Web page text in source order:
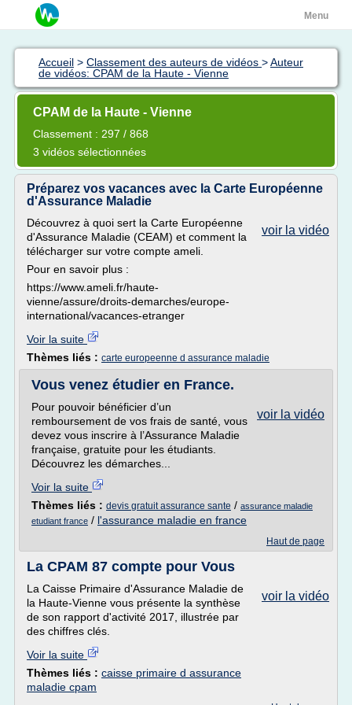
Menu
Accueil > Classement des auteurs de vidéos >Auteur
de vidéos: CPAM de la Haute - Vienne
CPAM de la Haute - Vienne
Classement : 297 / 868
3 vidéos sélectionnées
Préparez vos vacances avec la Carte Européenne
d'Assurance Maladie
voir la vidéo
Découvrez à quoi sert la Carte Européenne
d'Assurance Maladie (CEAM) et comment la
télécharger sur votre compte ameli.
Pour en savoir plus :
https://www.ameli.fr/haute-
vienne/assure/droits-demarches/europe-
international/vacances-etranger
Voir la suite
Thèmes liés : carte europeenne d assurance maladie
Vous venez étudier en France.
voir la vidéo
Pour pouvoir bénéficier d’un
remboursement de vos frais de santé, vous
devez vous inscrire à l’Assurance Maladie
française, gratuite pour les étudiants.
Découvrez les démarches...
Voir la suite
Thèmes liés : devis gratuit assurance sante / assurance maladie
etudiant france / l'assurance maladie en france
Haut de page
La CPAM 87 compte pour Vous
voir la vidéo
La Caisse Primaire d'Assurance Maladie de
la Haute-Vienne vous présente la synthèse
de son rapport d'activité 2017, illustrée par
des chiffres clés.
Voir la suite
Thèmes liés : caisse primaire d assurance
maladie cpam